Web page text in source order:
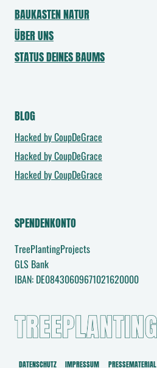
BAUKASTEN NATUR
ÜBER UNS
STATUS DEINES BAUMS
BLOG
Hacked by CoupDeGrace
Hacked by CoupDeGrace
Hacked by CoupDeGrace
SPENDENKONTO
TreePlantingProjects
GLS Bank
IBAN: DE08430609671021620000
DATENSCHUTZ IMPRESSUM PRESSEMATERIAL